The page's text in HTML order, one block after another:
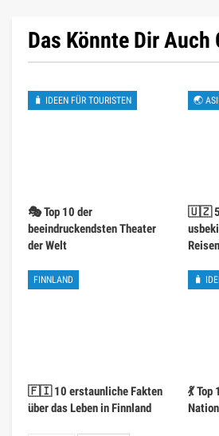
Das Könnte Dir Auch
🧳 IDEEN FÜR TOURISTEN
🎭 Top 10 der
beeindruckendsten Theater
der Welt
🌏
🇺🇿 5
FINNLAND
🇫🇮 10 erstaunliche Fakten
über das Leben in Finnland
🧳
💃